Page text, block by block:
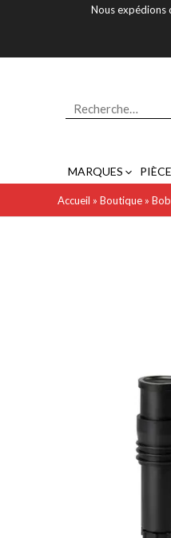
Nous expédions
MARQUES
Accueil » Boutique »